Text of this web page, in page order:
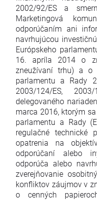
2002/92/ES a
Marketingová
odporúčaním ani
navrhujúcou
Európskeho
16. apríla 2014 o
zneužívaní trhu) a o
parlamentu a Rady
2003/124/ES,
delegovaného
marca 2016, ktorým
parlamentu a Rady
regulačné technické
opatrenia na
odporúčaní alebo
odporúča alebo
zverejňovanie
konfliktov záujmov v
o cenných